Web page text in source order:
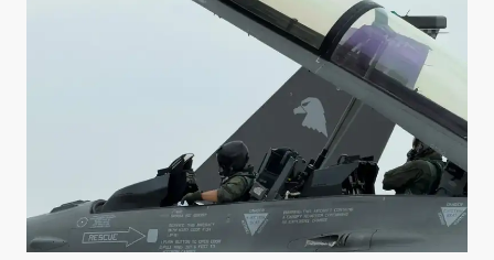
Marcos Paz
Mercedes
M Merlo